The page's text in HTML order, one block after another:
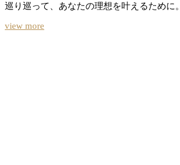
巡り巡って、あなたの理想を叶えるために。
view more